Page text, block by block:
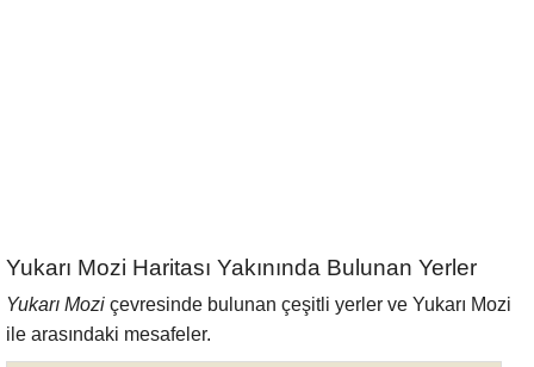
Yukarı Mozi Haritası Yakınında Bulunan Yerler
Yukarı Mozi çevresinde bulunan çeşitli yerler ve Yukarı Mozi
ile arasındaki mesafeler.